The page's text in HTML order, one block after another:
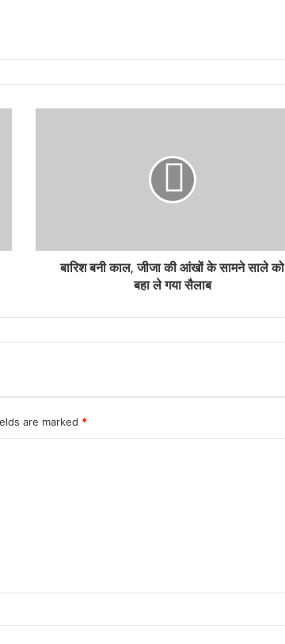
बारिश बनी काल, जीजा की आंखों के सामने साले को
बहा ले गया सैलाब
are marked *